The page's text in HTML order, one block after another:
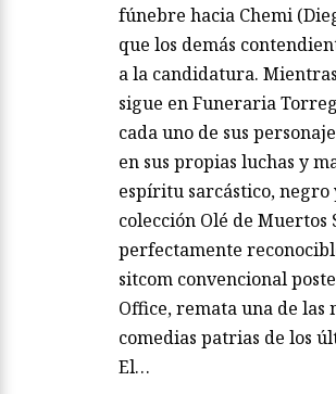
fúnebre hacia Chemi
que los demás
a la candidatura.
sigue en Funeraria
cada uno de sus
en sus propias luchas y
espíritu sarcástico, negro
colección Olé de Muertos
perfectamente
sitcom convencional
Office, remata una de las
comedias patrias de los
El…